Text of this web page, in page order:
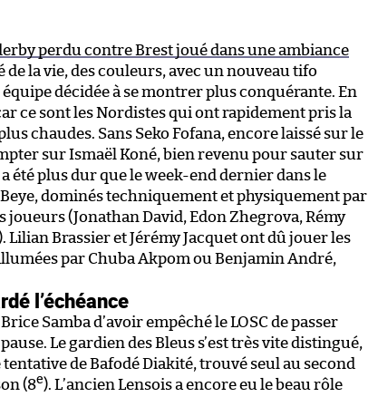
perdu contre Brest joué dans une ambiance
de la vie, des couleurs, avec un nouveau tifo
décidée à se montrer plus conquérante. En
ce sont les Nordistes qui ont rapidement pris la
chaudes. Sans Seko Fofana, encore laissé sur le
sur Ismaël Koné, bien revenu pour sauter sur
a été plus dur que le week-end dernier dans le
dominés techniquement et physiquement par
(Jonathan David, Edon Zhegrova, Rémy
Lilian Brassier et Jérémy Jacquet ont dû jouer les
par Chuba Akpom ou Benjamin André,
l’échéance
Samba d’avoir empêché le LOSC de passer
Le gardien des Bleus s’est très vite distingué,
de Bafodé Diakité, trouvé seul au second
(8e). L’ancien Lensois a encore eu le beau rôle